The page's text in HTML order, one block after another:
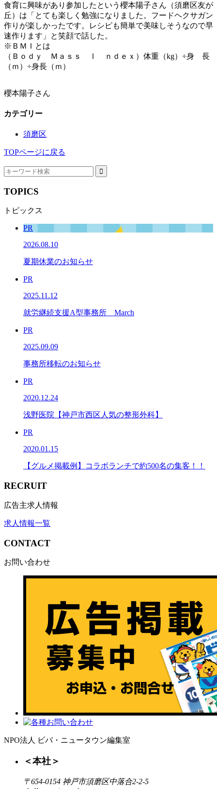
食育に興味があり参加したという櫻本陽子さん（須磨区友が
丘）は「とても楽しく勉強になりました。フードヘクサガン
作りが楽しかったです。レシピも簡単で美味しそうなので早
速作ります」と笑顔で話した。
※ＢＭＩとは
（Ｂｏｄｙ Ｍａｓｓ Ｉ ｎｄｅｘ）体重（kg）÷身 長
（ｍ）÷身長（ｍ）
櫻本陽子さん
カテゴリー
須磨区
TOPページに戻る
TOPICS
トピックス
PR
2026.08.10
夏期休業のお知らせ
PR
2025.11.12
就労継続支援A型事務所 March
PR
2025.09.09
事務所移転のお知らせ
PR
2020.12.24
浅野医院【神戸市西区人気の整形外科】
PR
2020.01.15
【グルメ掲載例】コラボランチで約500名の集客！！
RECRUIT
広告主求人情報
求人情報一覧
CONTACT
お問い合わせ
NPO法人 ビバ・ニュータウン編集室
＜本社＞
〒654-0154 神戸市須磨区中落合2-2-5